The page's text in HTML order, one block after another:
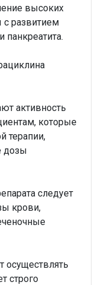
высоких
с развитием
активность
которые
терапии,
дозы
следует
крови,
осуществлять
строго